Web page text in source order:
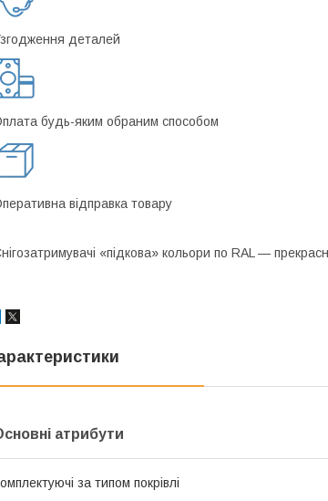
деталей
будь-яким обраним способом
відправка товару
«підкова» кольори по RAL —
атрибути
за типом покрівлі